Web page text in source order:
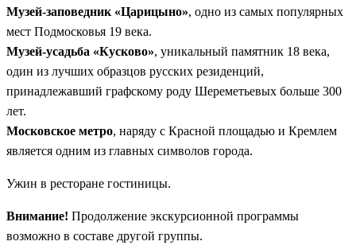
Музей-заповедник «Царицыно», одно из самых популярных
мест Подмосковья 19 века.
Музей-усадьба «Кусково», уникальный памятник 18 века,
один из лучших образцов русских резиденций,
принадлежавший графскому роду Шереметьевых больше 300
лет.
Московское метро, наряду с Красной площадью и Кремлем
является одним из главных символов города.
Ужин в ресторане гостиницы.
Внимание! Продолжение экскурсионной программы
возможно в составе другой группы.